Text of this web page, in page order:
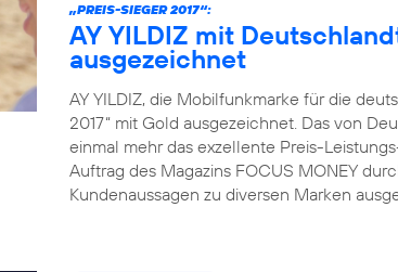
„PREIS-SIEGER 2017“:
AY YILDIZ mit
ausgezeichnet
AY YILDIZ, die Mobilfunkmarke für die
2017“ mit Gold ausgezeichnet. Das von
einmal mehr das exzellente Preis-
Auftrag des Magazins FOCUS MONEY
Kundenaussagen zu diversen Marken